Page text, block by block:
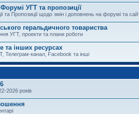
УГТ та пропозиції
та Пропозиції щодо змін і доповнень на форумі та
геральдичного товариства
УГТ, проекти та плани роботи
та інших ресурсах
Телеграм-канал, Facebook та інші
2026 років